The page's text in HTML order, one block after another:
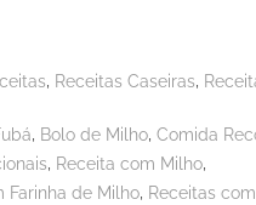
Receitas Caseiras
, Bolo de Milho,Comida
, Receita com Milho,
Farinha de Milho, Receitas